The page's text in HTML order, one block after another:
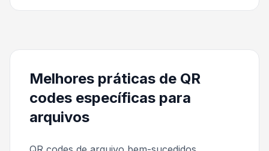
Melhores práticas de QR
codes específicas para
arquivos